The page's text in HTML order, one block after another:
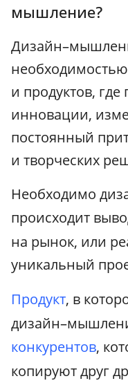
мышление?
необходимостью
и продуктов,
инновации,
постоянный
и творческих
Необходимо
происходит
на рынок, или
уникальный
Продукт, в
конкурентов,
копируют друг